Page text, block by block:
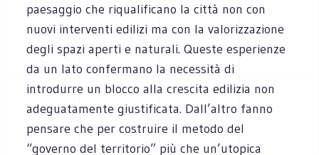
paesaggio che riqualificano la città non con
nuovi interventi edilizi ma con la valorizzazione
degli spazi aperti e naturali. Queste esperienze
da un lato confermano la necessità di
introdurre un blocco alla crescita edilizia non
adeguatamente giustificata. Dall’altro fanno
pensare che per costruire il metodo del
“governo del territorio” più che un’utopica